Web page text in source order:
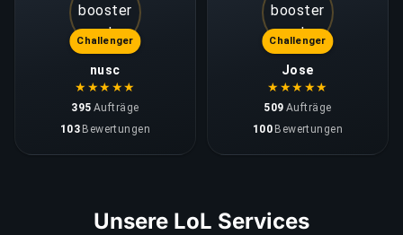
Challenger
nusc
★★★★★
395 Aufträge
103 Bewertungen
Challenger
Jose
★★★★★
509 Aufträge
100 Bewertungen
Unsere LoL Services